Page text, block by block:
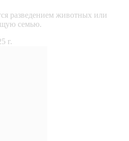
разведением животных или
семью.
г.